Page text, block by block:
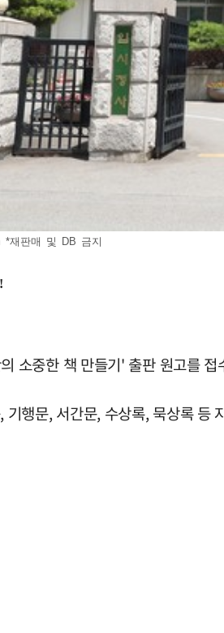
*재판매 및 DB 금지
소중한 책 만들기' 출판 원고를
행문, 서간문, 수상록, 묵상록 등